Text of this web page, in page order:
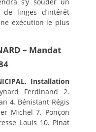
de linges d’intérêt
exécution le plus
– Mandat
Installation
Ferdinand 2.
4. Bénistant Régis
Michel 7. Ponçon
Louis 10. Pinat